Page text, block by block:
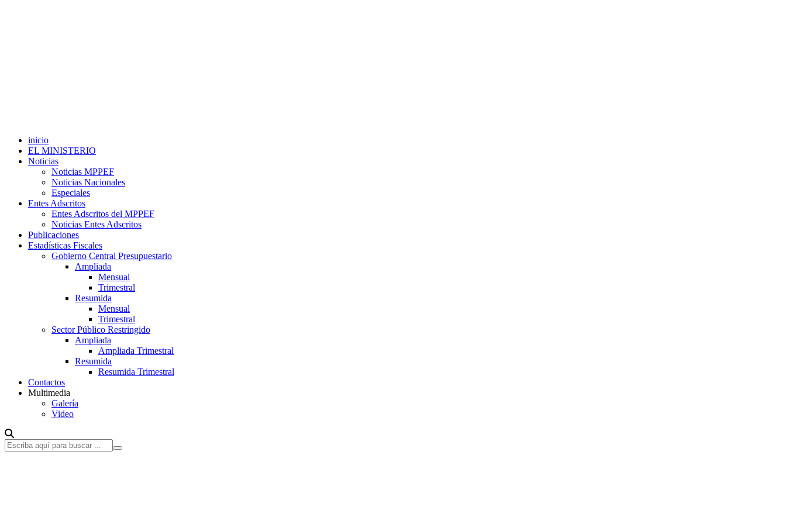
inicio
EL MINISTERIO
Noticias
Noticias MPPEF
Noticias Nacionales
Especiales
Entes Adscritos
Entes Adscritos del MPPEF
Noticias Entes Adscritos
Publicaciones
Estadísticas Fiscales
Gobierno Central Presupuestario
Ampliada
Mensual
Trimestral
Resumida
Mensual
Trimestral
Sector Público Restringido
Ampliada
Ampliada Trimestral
Resumida
Resumida Trimestral
Contactos
Multimedia
Galería
Video